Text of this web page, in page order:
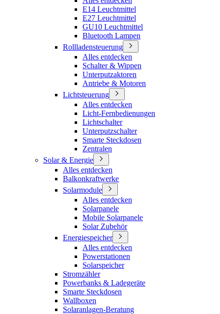
E14 Leuchtmittel
E27 Leuchtmittel
GU10 Leuchtmittel
Bluetooth Lampen
Rollladensteuerung
Alles entdecken
Schalter & Wippen
Unterputzaktoren
Antriebe & Motoren
Lichtsteuerung
Alles entdecken
Licht-Fernbedienungen
Lichtschalter
Unterputzschalter
Smarte Steckdosen
Zentralen
Solar & Energie
Alles entdecken
Balkonkraftwerke
Solarmodule
Alles entdecken
Solarpanele
Mobile Solarpanele
Solar Zubehör
Energiespeicher
Alles entdecken
Powerstationen
Solarspeicher
Stromzähler
Powerbanks & Ladegeräte
Smarte Steckdosen
Wallboxen
Solaranlagen-Beratung